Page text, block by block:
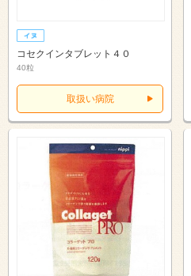
コセクインタブレット４０
40粒
取扱い病院